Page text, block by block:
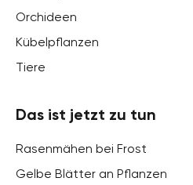
Orchideen
Kübelpflanzen
Tiere
Das ist jetzt zu tun
Rasenmähen bei Frost
Gelbe Blätter an Pflanzen